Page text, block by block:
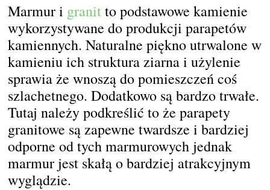
Marmur i granitto podstawowe kamienie
wykorzystywane do produkcji parapetów
kamiennych. Naturalne piękno utrwalone w
kamieniu ich struktura ziarna i użylenie
sprawia że wnoszą do pomieszczeń coś
szlachetnego. Dodatkowo są bardzo trwałe.
Tutaj należy podkreślić to że parapety
granitowe są zapewne twardsze i bardziej
odporne od tych marmurowych jednak
marmur jest skałą o bardziej atrakcyjnym
wyglądzie.